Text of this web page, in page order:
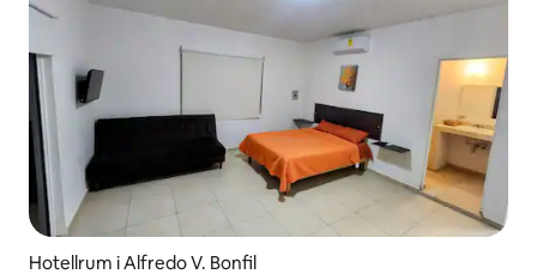
Hotellrum i Alfredo V. Bonfil